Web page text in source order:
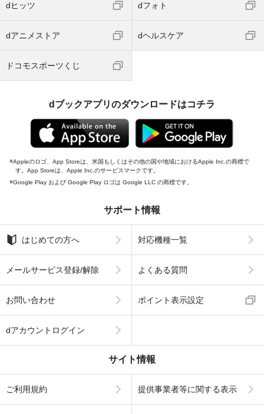
dヒッツ dフォト
dアニメストア dヘルスケア
ドコモスポーツくじ
dブックアプリのダウンロードはコチラ
Appleのロゴ、App Storeは、米国もしくはその他の国や地域におけるApple Inc.の商標で
す。App Storeは、Apple Inc.のサービスマークです。
Google Play および Google Play ロゴは Google LLC の商標です。
サポート情報
はじめての方へ 対応機種一覧
メールサービス登録/解除 よくある質問
お問い合わせ ポイント表示設定
dアカウントログイン
サイト情報
ご利用規約 提供事業者等に関する表示